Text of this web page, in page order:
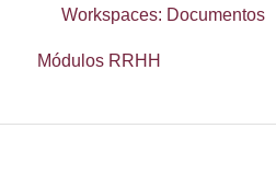
Workspaces: Documentos
Módulos RRHH